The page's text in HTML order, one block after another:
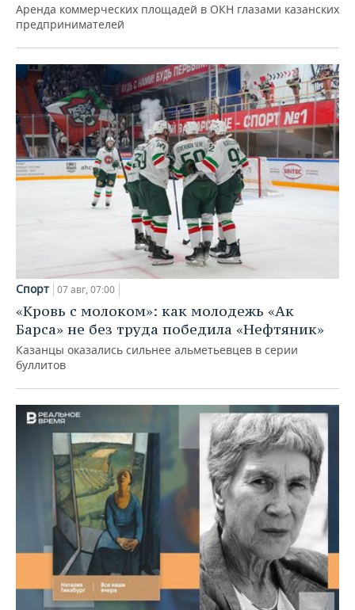
Аренда коммерческих площадей в ОКН глазами казанских
предпринимателей
Спорт 07 авг, 07:00
«Кровь с молоком»: как молодежь «Ак
Барса» не без труда победила «Нефтяник»
Казанцы оказались сильнее альметьевцев в серии
буллитов